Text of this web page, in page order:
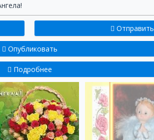
Отправить
Опубликовать
Подробнее